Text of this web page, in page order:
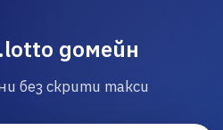
домейн
без скрити такси